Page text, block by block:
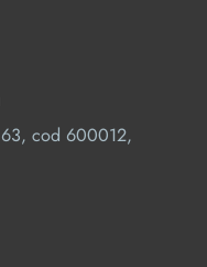
cod 600012,